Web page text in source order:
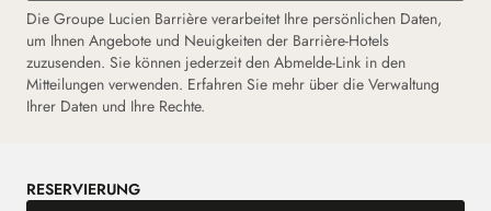
Die Groupe Lucien Barrière verarbeitet Ihre persönlichen Daten,
um Ihnen Angebote und Neuigkeiten der Barrière-Hotels
zuzusenden. Sie können jederzeit den Abmelde-Link in den
Mitteilungen verwenden. Erfahren Sie mehr über die Verwaltung
Ihrer Daten und Ihre Rechte.
RESERVIERUNG